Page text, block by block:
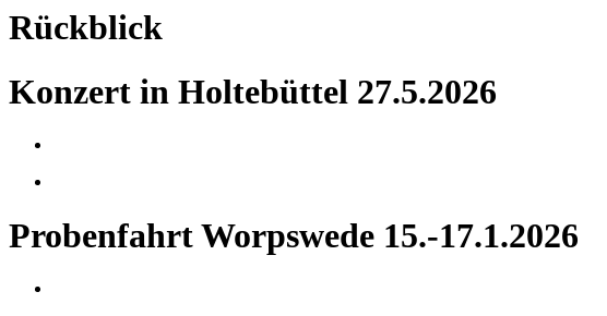
Rückblick
Konzert in Holtebüttel 27.5.2026
Probenfahrt Worpswede 15.-17.1.2026